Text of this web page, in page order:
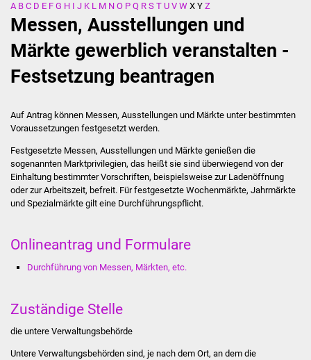
Stadtverwaltung
Ansprechpartner
Behördenwegweiser
Veröffentlichungen
Ortsrecht
FNP / Bebauungspläne
Wahlen
A B C D E F G H I J K L M N O P Q R S T U V W X Y Z
Messen, Ausstellungen und
Märkte gewerblich veranstalten -
Festsetzung beantragen
Auf Antrag können Messen, Ausstellungen und Märkte unter bestimmten
Voraussetzungen festgesetzt werden.
Festgesetzte Messen, Ausstellungen und Märkte genießen die
sogenannten Marktprivilegien, das heißt sie sind überwiegend von der
Einhaltung bestimmter Vorschriften, beispielsweise zur Ladenöffnung
oder zur Arbeitszeit, befreit. Für festgesetzte Wochenmärkte, Jahrmärkte
und Spezialmärkte gilt eine Durchführungspflicht.
Onlineantrag und Formulare
Durchführung von Messen, Märkten, etc.
Zuständige Stelle
die untere Verwaltungsbehörde
Untere Verwaltungsbehörden sind, je nach dem Ort, an dem die